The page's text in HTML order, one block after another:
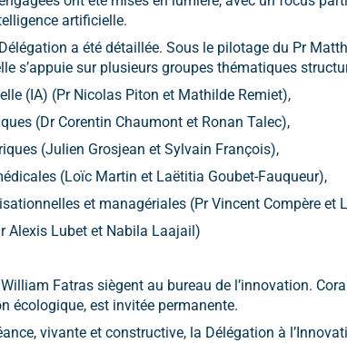
artificielle.
a été détaillée. Sous le pilotage du Pr
s’appuie sur plusieurs groupes thématiques
(IA) (Pr Nicolas Piton et Mathilde Remiet),
(Dr Corentin Chaumont et Ronan Talec),
(Julien Grosjean et Sylvain François),
(Loïc Martin et Laëtitia Goubet-Fauqueur),
et managériales (Pr Vincent Compère et
Alexis Lubet et Nabila Laajail)
Fatras siègent au bureau de l’innovation.
écologique, est invitée permanente.
vivante et constructive, la Délégation à